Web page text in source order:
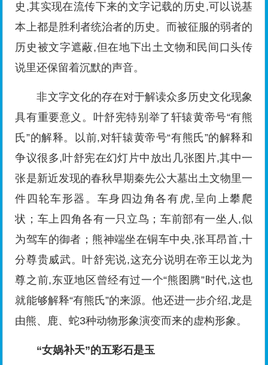
史,其实现在流传下来的文字记载的历史,可以说基
本上都是胜利者统治者的历史。而被征服的弱者的
历史被文字遮蔽,但在地下出土文物和民间口头传
说里还保留着沉默的声音。
非文字文化的存在对于解读众多历史文化现象
具有重要意义。叶舒宪特别举了轩辕黄帝号“有熊
氏”的解释。以前,对轩辕黄帝号“有熊氏”的解释和
争议很多,叶舒宪在幻灯片中放出几张图片,其中一
张是新近发现的春秋早期秦先公大墓出土文物里一
件四轮车形器。车身四边角各有虎,呈向上攀爬
状；车上四角各有一只立鸟；车前部有一坐人,似
为驾车的御者；熊神端坐在铜车中央,张耳昂首,十
分尊贵威武。叶舒宪说,这充分说明在帝王以龙为
尊之前,东亚地区曾经有过一个“熊图腾”时代,这也
就能够解释“有熊氏”的来源。他还进一步介绍,龙是
由熊、鹿、蛇3种动物形象演变而来的虚构形象。
“女娲补天”的五彩石是玉